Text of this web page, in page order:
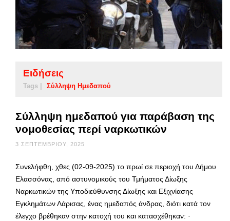
Ειδήσεις
Tags | Σύλληψη Ημεδαπού
Σύλληψη ημεδαπού για παράβαση της
νομοθεσίας περί ναρκωτικών
3 ΣΕΠΤΕΜΒΡΊΟΥ, 2025
Συνελήφθη, χθες (02-09-2025) το πρωί σε περιοχή του Δήμου
Ελασσόνας, από αστυνομικούς του Τμήματος Δίωξης
Ναρκωτικών της Υποδιεύθυνσης Δίωξης και Εξιχνίασης
Εγκλημάτων Λάρισας, ένας ημεδαπός άνδρας, διότι κατά τον
έλεγχο βρέθηκαν στην κατοχή του και κατασχέθηκαν: ·